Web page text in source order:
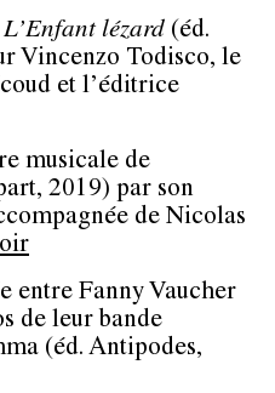
L’Enfant lézard (éd.
Vincenzo Todisco, le
et l’éditrice
musicale de
2019) par son
de Nicolas
entre Fanny Vaucher
de leur bande
(éd. Antipodes,